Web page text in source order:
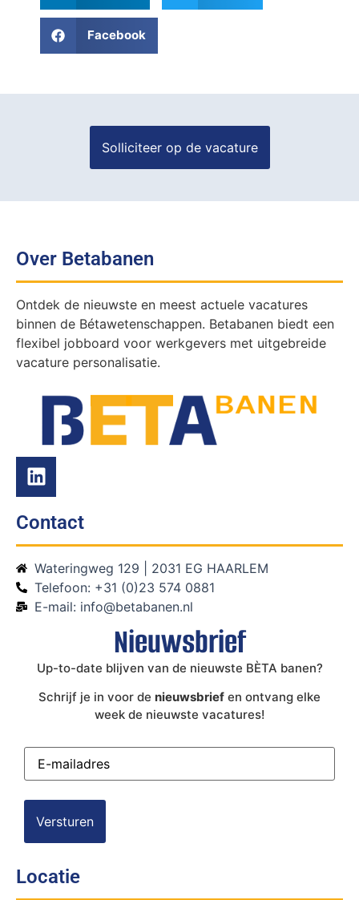
Facebook
Over Betabanen
Ontdek de nieuwste en meest actuele vacatures
binnen de Bétawetenschappen. Betabanen biedt een
flexibel jobboard voor werkgevers met uitgebreide
vacature personalisatie.
Contact
Wateringweg 129 | 2031 EG HAARLEM
Telefoon: +31 (0)23 574 0881
E-mail: info@betabanen.nl
Nieuwsbrief
Up-to-date blijven van de nieuwste BÈTA banen?
Schrijf je in voor de nieuwsbrief en ontvang elke
week de nieuwste vacatures!
E-
mailadres(Vereist)
Locatie